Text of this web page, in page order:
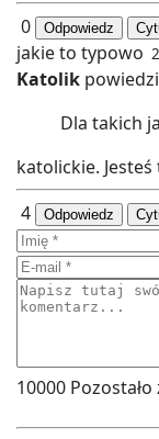
0
Odpowiedz
jakie to typowo
Katolik
Dla takich
katolickie.
4
Odpowiedz
10000